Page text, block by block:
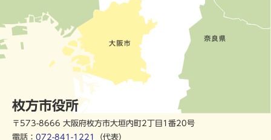
枚方市役所
〒573-8666 大阪府枚方市大垣内町2丁目1番20号
電話： 072-841-1221
（代表）